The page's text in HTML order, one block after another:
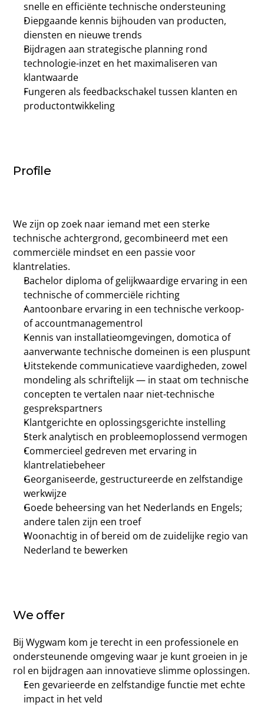
snelle en efficiënte technische ondersteuning
Diepgaande kennis bijhouden van producten,
diensten en nieuwe trends
Bijdragen aan strategische planning rond
technologie-inzet en het maximaliseren van
klantwaarde
Fungeren als feedbackschakel tussen klanten en
productontwikkeling
Profile
We zijn op zoek naar iemand met een sterke
technische achtergrond, gecombineerd met een
commerciële mindset en een passie voor
klantrelaties.
Bachelor diploma of gelijkwaardige ervaring in een
technische of commerciële richting
Aantoonbare ervaring in een technische verkoop-
of accountmanagementrol
Kennis van installatieomgevingen, domotica of
aanverwante technische domeinen is een pluspunt
Uitstekende communicatieve vaardigheden, zowel
mondeling als schriftelijk — in staat om technische
concepten te vertalen naar niet-technische
gesprekspartners
Klantgerichte en oplossingsgerichte instelling
Sterk analytisch en probleemoplossend vermogen
Commercieel gedreven met ervaring in
klantrelatiebeheer
Georganiseerde, gestructureerde en zelfstandige
werkwijze
Goede beheersing van het Nederlands en Engels;
andere talen zijn een troef
Woonachtig in of bereid om de zuidelijke regio van
Nederland te bewerken
We offer
Bij Wygwam kom je terecht in een professionele en
ondersteunende omgeving waar je kunt groeien in je
rol en bijdragen aan innovatieve slimme oplossingen.
Een gevarieerde en zelfstandige functie met echte
impact in het veld